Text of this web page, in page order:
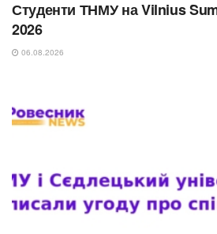
Студенти ТНМУ на Vilnius
2026
06.08.2026